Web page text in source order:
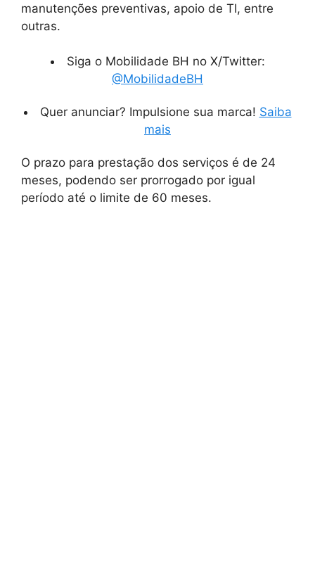
manutenções preventivas, apoio de TI, entre
outras.
Siga o Mobilidade BH no X/Twitter:
@MobilidadeBH
Quer anunciar? Impulsione sua marca! Saiba
mais
O prazo para prestação dos serviços é de 24
meses, podendo ser prorrogado por igual
período até o limite de 60 meses.